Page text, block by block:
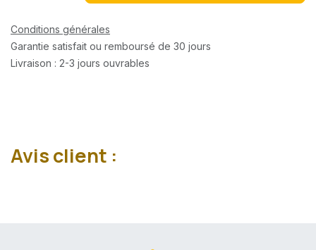
Conditions générales
Garantie satisfait ou remboursé de 30 jours
Livraison : 2-3 jours ouvrables
Avis client :